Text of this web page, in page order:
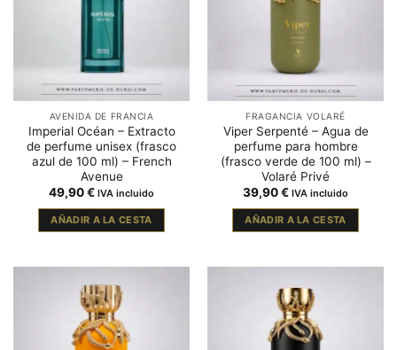
AVENIDA DE FRANCIA
Imperial Océan – Extracto
de perfume unisex (frasco
azul de 100 ml) – French
Avenue
49,90€ IVA incluido
AÑADIR A LA CESTA
FRAGANCIA VOLARÉ
Viper Serpenté – Agua de
perfume para hombre
(frasco verde de 100 ml) –
Volaré Privé
39,90€ IVA incluido
AÑADIR A LA CESTA